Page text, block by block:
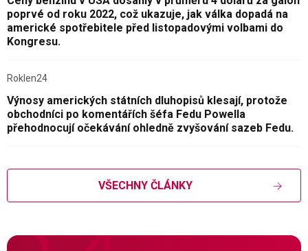
poprvé od roku 2022, což ukazuje, jak válka dopadá na
americké spotřebitele před listopadovými volbami do
Kongresu.
Roklen24
Výnosy amerických státních dluhopisů klesají, protože
obchodníci po komentářích šéfa Fedu Powella
přehodnocují očekávání ohledně zvyšování sazeb Fedu.
VŠECHNY ČLÁNKY